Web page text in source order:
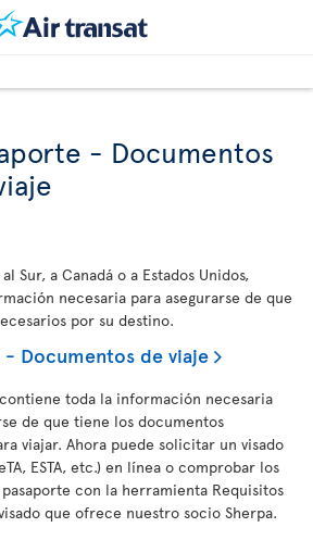
- Documentos
Sur, a Canadá o a Estados Unidos,
necesaria para asegurarse de que
por su destino.
- Documentos de viaje
toda la información necesaria
de que tiene los documentos
viajar. Ahora puede solicitar un visado
ESTA, etc.) en línea o comprobar los
con la herramienta Requisitos
que ofrece nuestro socio Sherpa.